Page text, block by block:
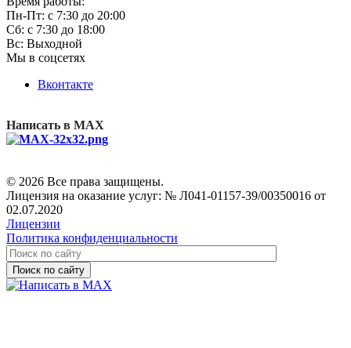
Пн-Пт: с 7:30 до 20:00
Сб: с 7:30 до 18:00
Вс: Выходной
Мы в соцсетях
Вконтакте
Написать в MAX
© 2026 Все права защищены.
Лицензия на оказание услуг: № Л041-01157-39/00350016 от
02.07.2020
Лицензии
Политика конфиденциальности
Поиск по сайту